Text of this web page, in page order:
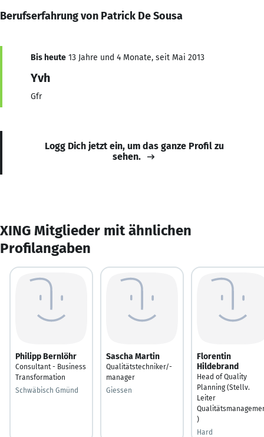
Berufserfahrung von Patrick De Sousa
Bis heute 13 Jahre und 4 Monate, seit Mai 2013
Yvh
Gfr
Logg Dich jetzt ein, um das ganze Profil zu
sehen.
XING Mitglieder mit ähnlichen
Profilangaben
Philipp Bernlöhr
Consultant - Business
Transformation
Schwäbisch Gmünd
Sascha Martin
Qualitätstechniker/-
manager
Giessen
Florentin
Hildebrand
Head of Quality
Planning (Stellv.
Leiter
)
Hard